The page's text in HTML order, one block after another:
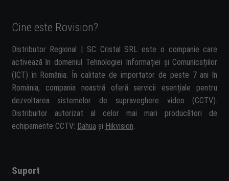
Cine este Rovision?
Distributor Regional | SC Cristal SRL este o companie care
activează în domeniul Tehnologiei Informației și Comunicațiilor
(ICT) în România. În calitate de importator de peste 7 ani în
România, compania noastră oferă servicii esențiale pentru
dezvoltarea sistemelor de supraveghere video (CCTV).
Distribuitor autorizat al celor mai mari producători de
echipamente CCTV: Dahua și Hikvision.
Suport